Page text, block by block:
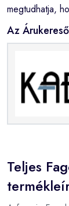
megtudhatja,
Az
Teljes